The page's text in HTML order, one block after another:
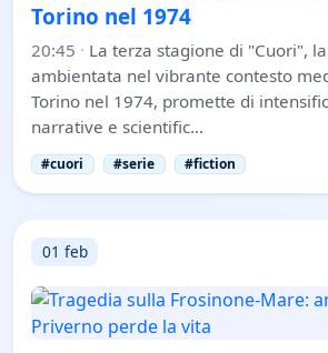
Torino nel 1974
20:45 · La terza stagione di "Cuori",
ambientata nel vibrante contesto
Torino nel 1974, promette di
narrative e scientific…
#cuori #serie #fiction
01 feb